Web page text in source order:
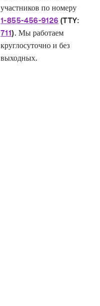
участников по номеру
1-855-456-9126 (TTY:
711). Мы работаем
круглосуточно и без
выходных.